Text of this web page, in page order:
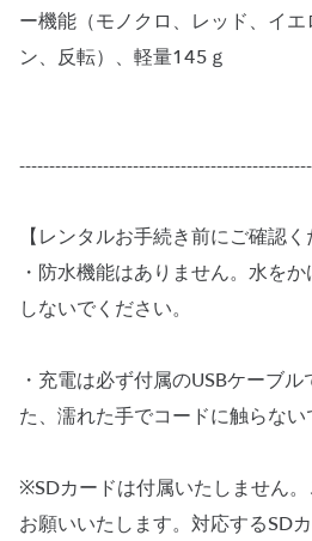
ー機能（モノクロ、レッド、イ
ン、反転）、軽量145ｇ
【レンタルお手続き前にご確認く
・防水機能はありません。水を
しないでください。
・充電は必ず付属のUSBケーブ
た、濡れた手でコードに触らない
※SDカードは付属いたしません
お願いいたします。対応するSD